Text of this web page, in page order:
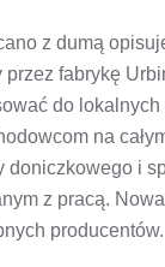
z dumą
przez fabrykę
do
na
doniczkowego i
z pracą.
producentów.